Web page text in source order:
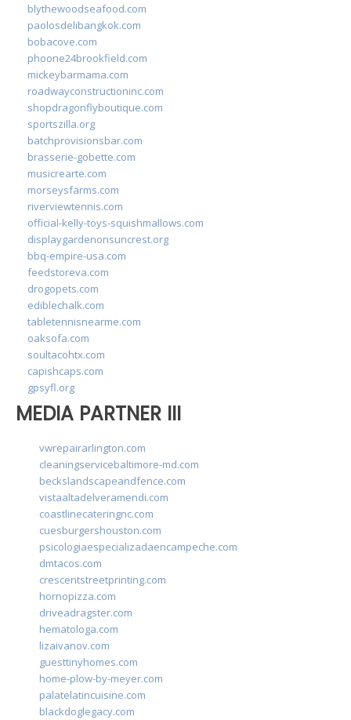
blythewoodseafood.com
paolosdelibangkok.com
bobacove.com
phoone24brookfield.com
mickeybarmama.com
roadwayconstructioninc.com
shopdragonflyboutique.com
sportszilla.org
batchprovisionsbar.com
brasserie-gobette.com
musicrearte.com
morseysfarms.com
riverviewtennis.com
official-kelly-toys-squishmallows.com
displaygardenonsuncrest.org
bbq-empire-usa.com
feedstoreva.com
drogopets.com
ediblechalk.com
tabletennisnearme.com
oaksofa.com
soultacohtx.com
capishcaps.com
gpsyfl.org
MEDIA PARTNER III
vwrepairarlington.com
cleaningservicebaltimore-md.com
beckslandscapeandfence.com
vistaaltadelveramendi.com
coastlinecateringnc.com
cuesburgershouston.com
psicologiaespecializadaencampeche.com
dmtacos.com
crescentstreetprinting.com
hornopizza.com
driveadragster.com
hematologa.com
lizaivanov.com
guesttinyhomes.com
home-plow-by-meyer.com
palatelatincuisine.com
blackdoglegacy.com